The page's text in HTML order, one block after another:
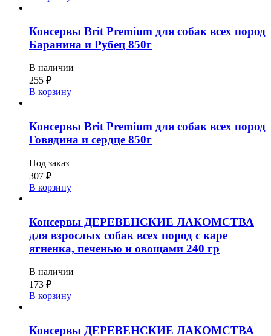
Консервы Brit Premium для собак всех пород
Баранина и Рубец 850г
В наличии
255 ₽
В корзину
Консервы Brit Premium для собак всех пород
Говядина и сердце 850г
Под заказ
307 ₽
В корзину
Консервы ДЕРЕВЕНСКИЕ ЛАКОМСТВА
для взрослых собак всех пород с каре
ягненка, печенью и овощами 240 гр
В наличии
173 ₽
В корзину
Консервы ДЕРЕВЕНСКИЕ ЛАКОМСТВА